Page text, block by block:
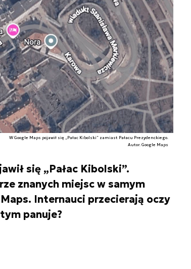
W Google Maps pojawił się „Pałac Kibolski” zamiast Pałacu Prezydenckiego.
Autor. Google Maps
się „Pałac Kibolski”.
znanych miejsc w samym
Internauci przecierają oczy
panuje?